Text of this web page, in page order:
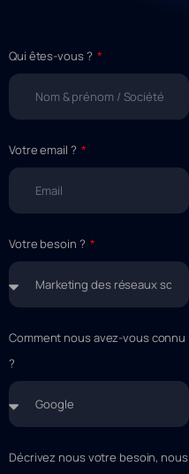
Qui êtes-vous ?
Votre email ?
Votre besoin ?
Comment nous avez-vous connu
?
Décrivez nous votre besoin, nous